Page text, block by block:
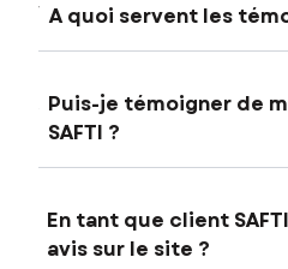
A quoi servent les
Puis-je témoigner de
SAFTI ?
En tant que client
avis sur le site ?